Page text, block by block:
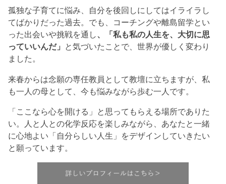
孤独な子育てに悩み、自分を後回しにしてはイライラし
てばかりだった過去。でも、コーチングや離島留学とい
った出会いや挑戦を通し、「私も私の人生を、大切に思
っていいんだ」 と気づいたことで、世界が優しく変わり
ました。
来春からは念願の専任教員として教壇に立ちますが、私
も一人の母として、今も悩みながら歩む一人です。
「ここなら心を開ける」と思ってもらえる場所でありた
い。人と人との化学反応を楽しみながら、あなたと一緒
に心地よい「自分らしい人生」をデザインしていきたい
と願っています。